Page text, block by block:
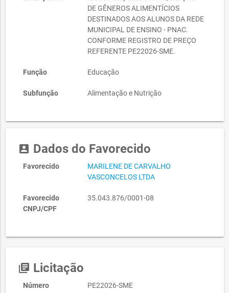
DE GÊNEROS ALIMENTÍCIOS
DESTINADOS AOS ALUNOS DA REDE
MUNICIPAL DE ENSINO - PNAC.
CONFORME REGISTRO DE PREÇO
REFERENTE PE22026-SME.
Função Educação
Subfunção Alimentação e Nutrição
account_box Dados do Favorecido
Favorecido
MARILENE DE CARVALHO
VASCONCELOS LTDA
Favorecido
CNPJ/CPF
35.043.876/0001-08
library_books Licitação
Número PE22026-SME